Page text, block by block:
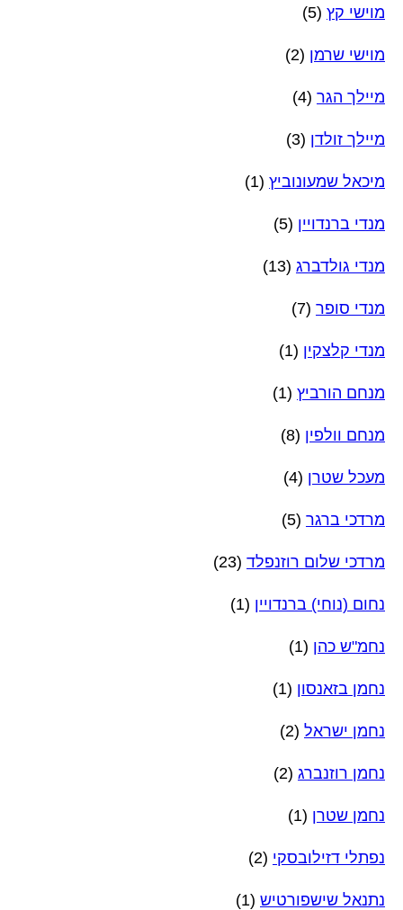
מוישי קץ (5)
מוישי שרמן (2)
מיילך הגר (4)
מיילך זולדן (3)
מיכאל שמעונוביץ (1)
מנדי ברנדויין (5)
מנדי גולדברג (13)
מנדי סופר (7)
מנדי קלצקין (1)
מנחם הורביץ (1)
מנחם וולפין (8)
מעכל שטרן (4)
מרדכי ברגר (5)
מרדכי שלום רוזנפלד (23)
נחום (נוחי) ברנדויין (1)
נחמ"ש כהן (1)
נחמן בזאנסון (1)
נחמן ישראל (2)
נחמן רוזנברג (2)
נחמן שטרן (1)
נפתלי דזילובסקי (2)
נתנאל שישפורטיש (1)